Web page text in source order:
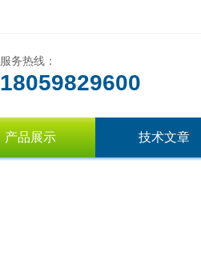
服务热线：
18059829600
产品展示 技术文章